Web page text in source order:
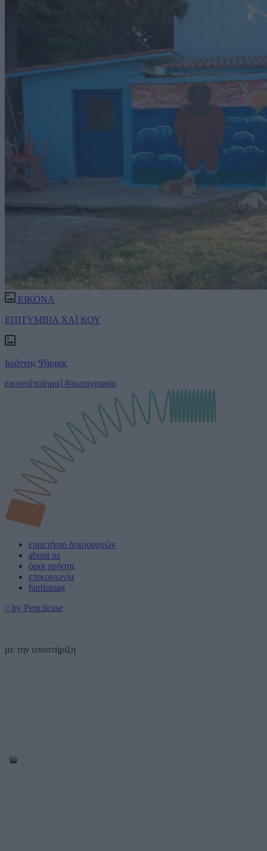
ΕΙΚΟΝΑ
ΕΠΙΤΥΜΒΙΑ ΧΑΪ ΚΟΥ
Ιωάννης Ψάρρας
εικονο[ποίημα] #φωτογραφία
ευρετήριο δημιουργών
about us
όροι χρήσης
επικοινωνία
hartismag
// by Pencilcase
με την υποστήριξη